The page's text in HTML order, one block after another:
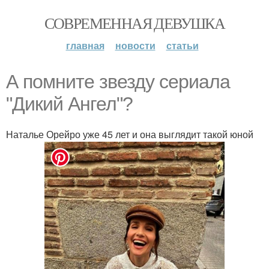
СОВРЕМЕННАЯ ДЕВУШКА
главная новости статьи
А помните звезду сериала
"Дикий Ангел"?
Наталье Орейро уже 45 лет и она выглядит такой юной